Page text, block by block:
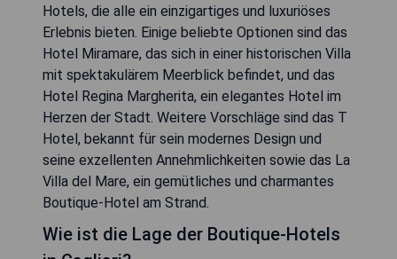
Hotels, die alle ein einzigartiges und luxuriöses
Erlebnis bieten. Einige beliebte Optionen sind das
Hotel Miramare, das sich in einer historischen Villa
mit spektakulärem Meerblick befindet, und das
Hotel Regina Margherita, ein elegantes Hotel im
Herzen der Stadt. Weitere Vorschläge sind das T
Hotel, bekannt für sein modernes Design und
seine exzellenten Annehmlichkeiten sowie das La
Villa del Mare, ein gemütliches und charmantes
Boutique-Hotel am Strand.
Wie ist die Lage der Boutique-Hotels